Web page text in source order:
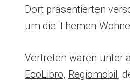
Dort präsentierten
um die Themen
Vertreten waren unter
EcoLibro, Regiomobil,